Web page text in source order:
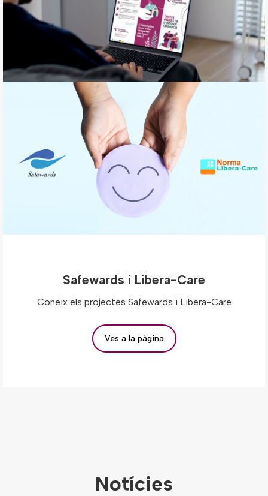
Safewards i Libera-Care
Coneix els projectes Safewards i Libera-Care
Ves a la pàgina
Notícies